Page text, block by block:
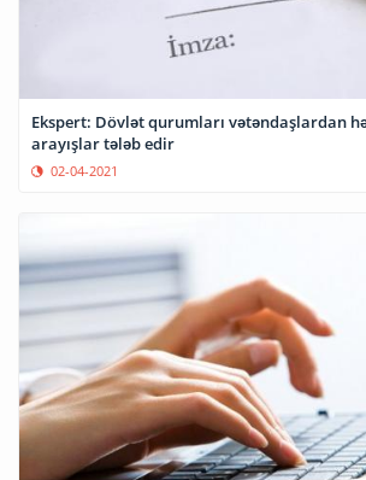
Ekspert: Dövlət qurumları vətəndaşlardan
arayışlar tələb edir
02-04-2021